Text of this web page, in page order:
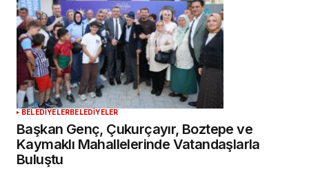
BELEDİYELERBELEDİYELER
Başkan Genç, Çukurçayır, Boztepe ve
Kaymaklı Mahallelerinde Vatandaşlarla
Buluştu